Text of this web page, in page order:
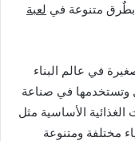
بطٌرق متنوعة في لعبة
في عالم البناء
وتستخدمها في صناعة
الأساسية مثل
مختلفة ومتنوعة